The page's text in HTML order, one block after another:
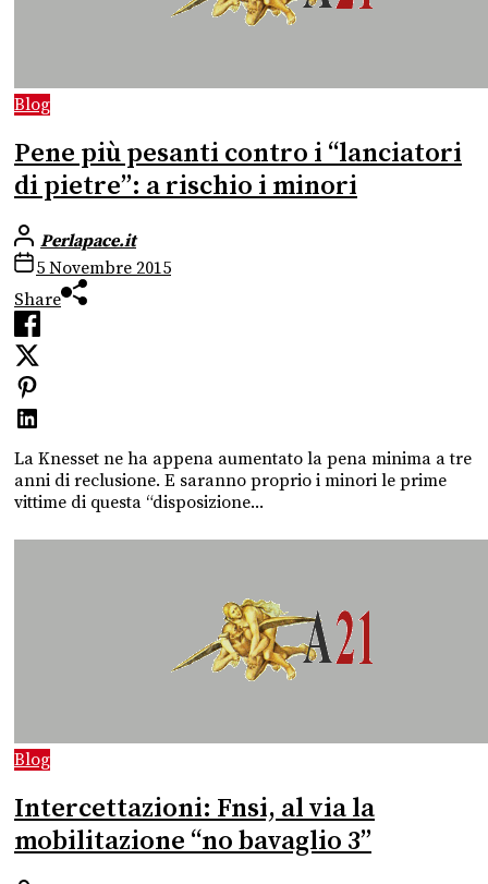
Blog
Pene più pesanti contro i “lanciatori
di pietre”: a rischio i minori
Perlapace.it
5 Novembre 2015
Share
La Knesset ne ha appena aumentato la pena minima a tre
anni di reclusione. E saranno proprio i minori le prime
vittime di questa “disposizione...
Blog
Intercettazioni: Fnsi, al via la
mobilitazione “no bavaglio 3”